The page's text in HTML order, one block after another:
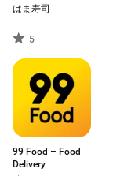
はま寿司
5
99 Food – Food
Delivery